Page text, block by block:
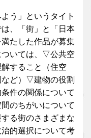
う」というタイト
、「街」と「日本
たした作品が募集
ついては、▽公共空
すること（住空
など）▽建物の役割
件の関係について
のちがいについて
る街のさまざまな
的選択について考